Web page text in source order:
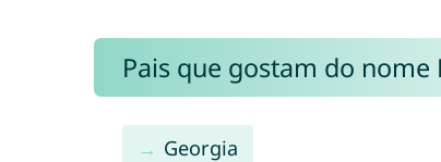
Pais que gostam do
Georgia